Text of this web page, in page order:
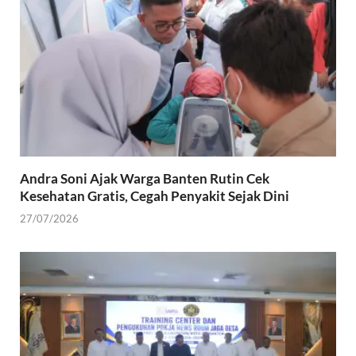
g
b n
g
b
b
a
r
u
b
a
r
u
Andra Soni Ajak Warga Banten Rutin Cek
Kesehatan Gratis, Cegah Penyakit Sejak Dini
27/07/2026